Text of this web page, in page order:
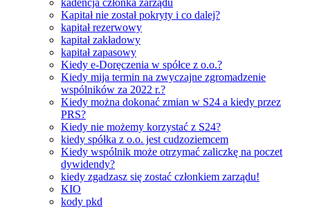
Kapitał nie został pokryty i co dalej?
kapitał rezerwowy
kapitał zakładowy
kapitał zapasowy
Kiedy e-Doręczenia w spółce z o.o.?
Kiedy mija termin na zwyczajne zgromadzenie
wspólników za 2022 r.?
Kiedy można dokonać zmian w S24 a kiedy przez
PRS?
Kiedy nie możemy korzystać z S24?
kiedy spółka z o.o. jest cudzoziemcem
Kiedy wspólnik może otrzymać zaliczkę na poczet
dywidendy?
kiedy zgadzasz się zostać członkiem zarządu!
KIO
kody pkd